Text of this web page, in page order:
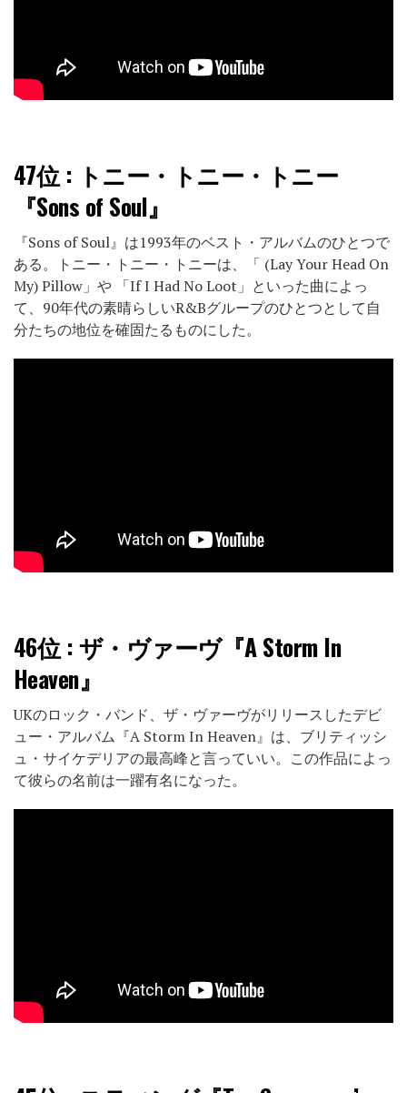
47位 : トニー・トニー・トニー
『Sons of Soul』
『Sons of Soul』は1993年のベスト・アルバムのひとつで
ある。トニー・トニー・トニーは、「 (Lay Your Head On
My) Pillow」や 「If I Had No Loot」といった曲によっ
て、90年代の素晴らしいR&Bグループのひとつとして自
分たちの地位を確固たるものにした。
46位 : ザ・ヴァーヴ『A Storm In
Heaven』
UKのロック・バンド、ザ・ヴァーヴがリリースしたデビ
ュー・アルバム『A Storm In Heaven』は、ブリティッシ
ュ・サイケデリアの最高峰と言っていい。この作品によっ
て彼らの名前は一躍有名になった。